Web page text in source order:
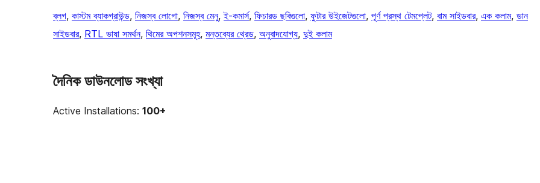
ব্লগ, কাস্টম ব্যাকগ্রাউন্ড, নিজস্ব লোগো, নিজস্ব মেনু, ই-কমার্স, ফিচারড ছবিগুলো, ফুটার উইজেটগুলো, পূর্ণ প্রস্থ টেমপ্লেট, বাম সাইডবার, এক কলাম, ডান
সাইডবার, RTL ভাষা সমর্থন, থিমের অপশনসমূহ, মন্তব্যের থ্রেড, অনুবাদযোগ্য, দুই কলাম
দৈনিক ডাউনলোড সংখ্যা
Active Installations: 100+